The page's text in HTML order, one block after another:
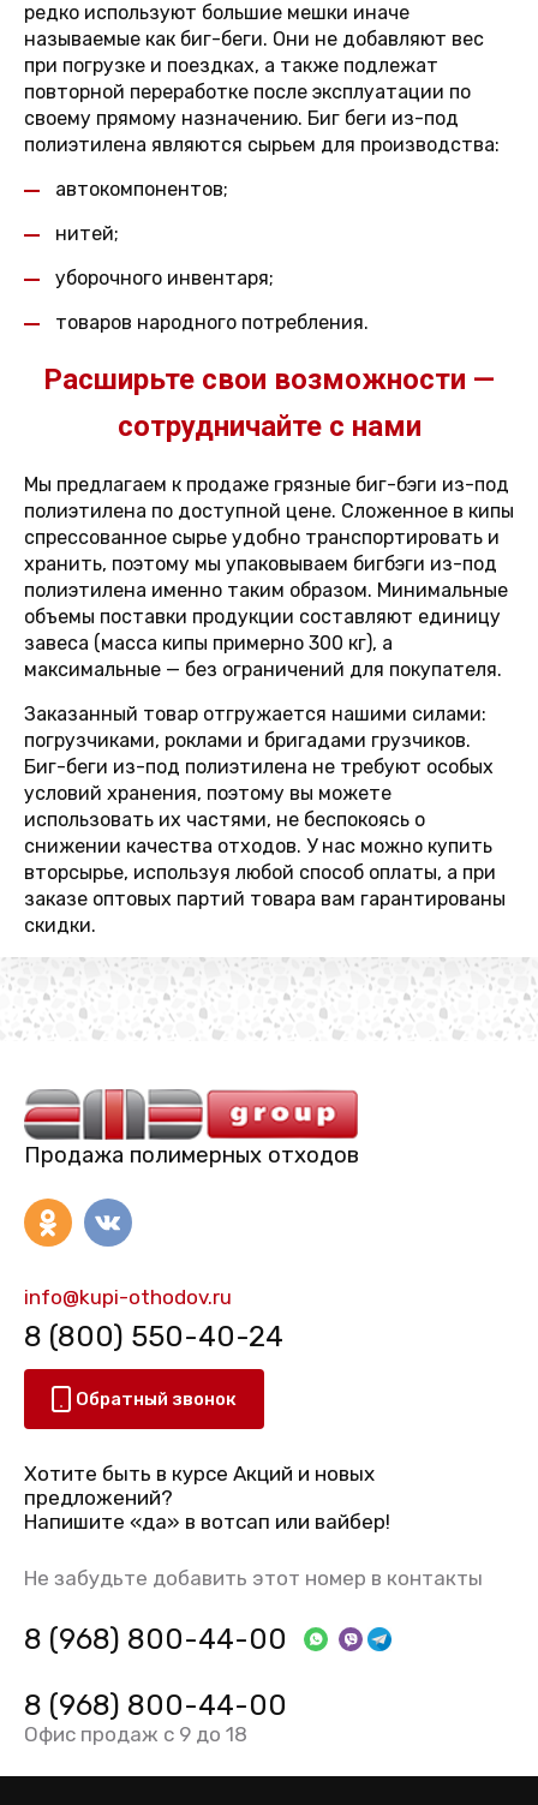
редко используют большие мешки иначе
называемые как биг-беги. Они не добавляют вес
при погрузке и поездках, а также подлежат
повторной переработке после эксплуатации по
своему прямому назначению. Биг беги из-под
полиэтилена являются сырьем для производства:
автокомпонентов;
нитей;
уборочного инвентаря;
товаров народного потребления.
Расширьте свои возможности —
сотрудничайте с нами
Мы предлагаем к продаже грязные биг-бэги из-под
полиэтилена по доступной цене. Сложенное в кипы
спрессованное сырье удобно транспортировать и
хранить, поэтому мы упаковываем бигбэги из-под
полиэтилена именно таким образом. Минимальные
объемы поставки продукции составляют единицу
завеса (масса кипы примерно 300 кг), а
максимальные — без ограничений для покупателя.
Заказанный товар отгружается нашими силами:
погрузчиками, роклами и бригадами грузчиков.
Биг-беги из-под полиэтилена не требуют особых
условий хранения, поэтому вы можете
использовать их частями, не беспокоясь о
снижении качества отходов. У нас можно купить
вторсырье, используя любой способ оплаты, а при
заказе оптовых партий товара вам гарантированы
скидки.
Продажа полимерных отходов
info@kupi-othodov.ru
8 (800) 550-40-24
Обратный звонок
Хотите быть в курсе Акций и новых
предложений?
Напишите «да» в вотсап или вайбер!
Не забудьте добавить этот номер в контакты
8 (968) 800-44-00
8 (968) 800-44-00
Офис продаж с 9 до 18